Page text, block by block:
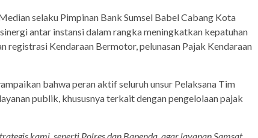
selaku Pimpinan Bank Sumsel Babel Cabang Kota
antar instansi dalam rangka meningkatkan kepatuhan
Kendaraan Bermotor, pelunasan Pajak Kendaraan
bahwa peran aktif seluruh unsur Pelaksana Tim
publik, khususnya terkait dengan pengelolaan pajak